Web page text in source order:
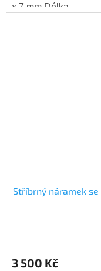
x 7 mm Délka...
Stříbrný náramek
3 500 Kč